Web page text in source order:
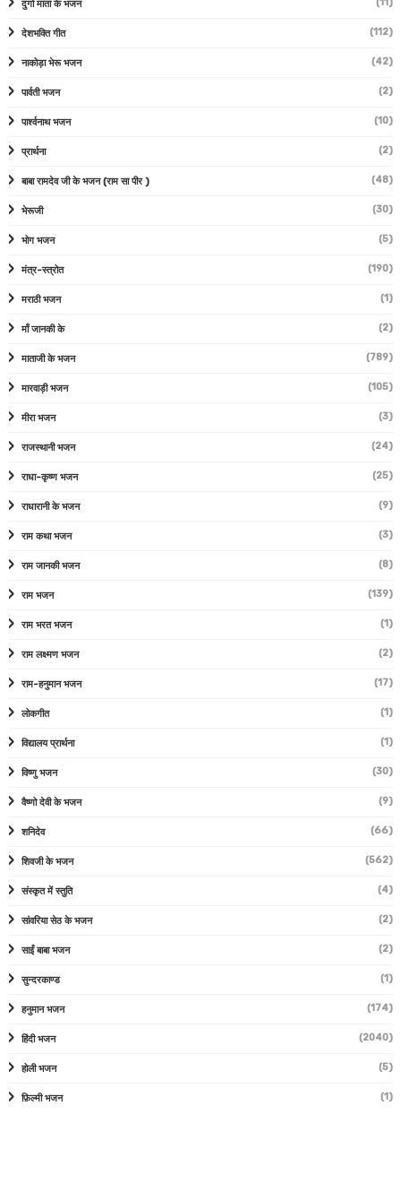
दुर्गा माता के भजन
देशभक्ति गीत (112)
नाकोड़ा भेरू भजन (42)
पार्वती भजन (2)
पार्श्वनाथ भजन (10)
प्रार्थना (2)
बाबा रामदेव जी के भजन (राम सा पीर ) (48)
भेरूजी (30)
भोग भजन (5)
मंत्र-स्त्रोत (190)
मराठी भजन (1)
माँ जानकी के (2)
माताजी के भजन (789)
मारवाड़ी भजन (105)
मीरा भजन (3)
राजस्थानी भजन (24)
राधा-कृष्ण भजन (25)
राधारानी के भजन (9)
राम कथा भजन (3)
राम जानकी भजन (8)
राम भजन (139)
राम भरत भजन (1)
राम लक्ष्मण भजन (2)
राम-हनुमान भजन (17)
लोकगीत (1)
विद्यालय प्रार्थना (1)
विष्णु भजन (30)
वैष्णो देवी के भजन (9)
शनिदेव (66)
शिवजी के भजन (562)
संस्कृत में स्तुति (4)
सांवरिया सेठ के भजन (2)
साईं बाबा भजन (2)
सुन्दरकाण्ड (1)
हनुमान भजन (174)
हिंदी भजन (2040)
होली भजन (5)
फ़िल्मी भजन (1)